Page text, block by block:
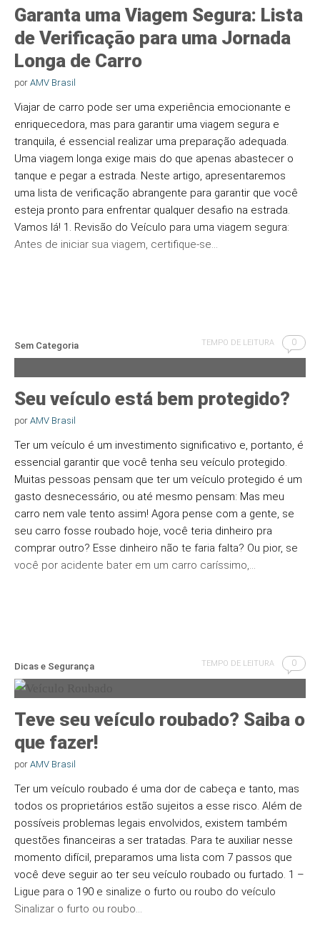
Garanta uma Viagem Segura: Lista
de Verificação para uma Jornada
Longa de Carro
por AMV Brasil
Viajar de carro pode ser uma experiência emocionante e
enriquecedora, mas para garantir uma viagem segura e
tranquila, é essencial realizar uma preparação adequada.
Uma viagem longa exige mais do que apenas abastecer o
tanque e pegar a estrada. Neste artigo, apresentaremos
uma lista de verificação abrangente para garantir que você
esteja pronto para enfrentar qualquer desafio na estrada.
Vamos lá! 1. Revisão do Veículo para uma viagem segura:
Antes de iniciar sua viagem, certifique-se…
TEMPO DE LEITURA 0
Sem Categoria
Seu veículo está bem protegido?
por AMV Brasil
Ter um veículo é um investimento significativo e, portanto, é
essencial garantir que você tenha seu veículo protegido.
Muitas pessoas pensam que ter um veículo protegido é um
gasto desnecessário, ou até mesmo pensam: Mas meu
carro nem vale tento assim! Agora pense com a gente, se
seu carro fosse roubado hoje, você teria dinheiro pra
comprar outro? Esse dinheiro não te faria falta? Ou pior, se
você por acidente bater em um carro caríssimo,…
TEMPO DE LEITURA 0
Dicas e Segurança
Teve seu veículo roubado? Saiba o
que fazer!
por AMV Brasil
Ter um veículo roubado é uma dor de cabeça e tanto, mas
todos os proprietários estão sujeitos a esse risco. Além de
possíveis problemas legais envolvidos, existem também
questões financeiras a ser tratadas. Para te auxiliar nesse
momento difícil, preparamos uma lista com 7 passos que
você deve seguir ao ter seu veículo roubado ou furtado. 1 –
Ligue para o 190 e sinalize o furto ou roubo do veículo
Sinalizar o furto ou roubo…